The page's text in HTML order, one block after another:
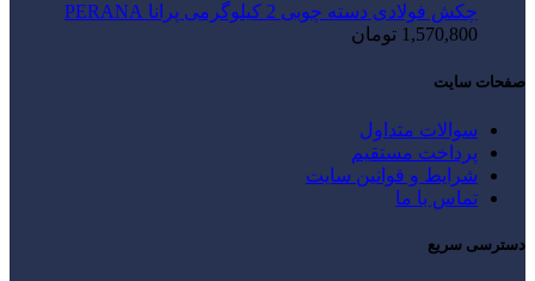
چکش فولادی دسته چوبی 2 کیلوگرمی پرانا PERANA
1,570,800 تومان
صفحات سایت
سوالات متداول
پرداخت مستقیم
شرایط و قوانین سایت
تماس با ما
دسترسی سریع